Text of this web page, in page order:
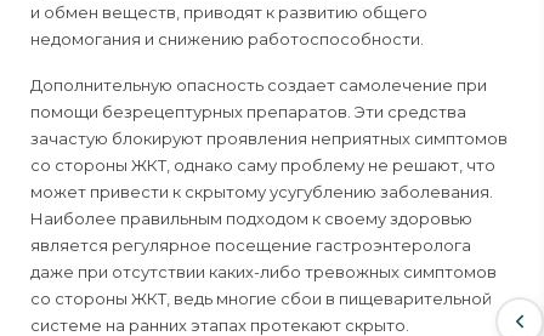
и обмен веществ, приводят к развитию общего
недомогания и снижению работоспособности.
Дополнительную опасность создает самолечение при
помощи безрецептурных препаратов. Эти средства
зачастую блокируют проявления неприятных симптомов
со стороны ЖКТ, однако саму проблему не решают, что
может привести к скрытому усугублению заболевания.
Наиболее правильным подходом к своему здоровью
является регулярное посещение гастроэнтеролога
даже при отсутствии каких-либо тревожных симптомов
со стороны ЖКТ, ведь многие сбои в пищеварительной
системе на ранних этапах протекают скрыто.